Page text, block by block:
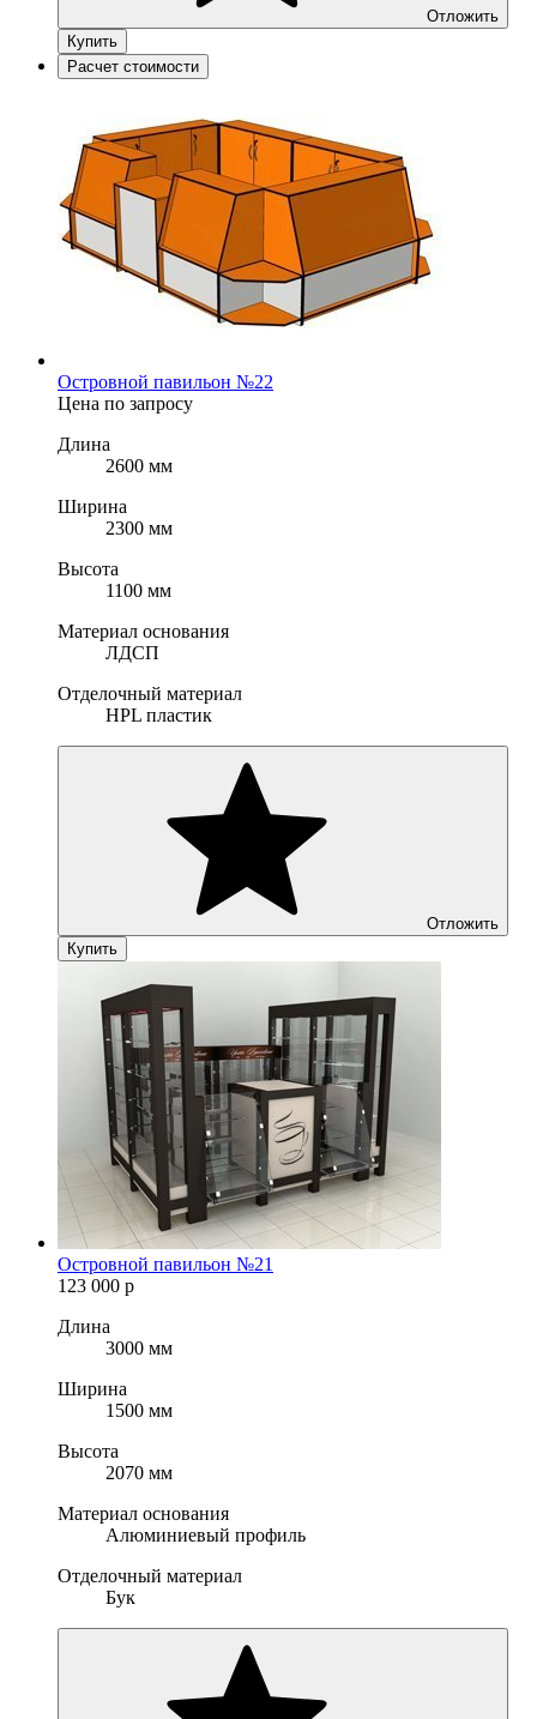
Отложить
Купить
Расчет стоимости
Островной павильон №22
Цена по запросу
Длина
2600 мм
Ширина
2300 мм
Высота
1100 мм
Материал основания
ЛДСП
Отделочный материал
HPL пластик
Отложить
Купить
Островной павильон №21
123 000 р
Длина
3000 мм
Ширина
1500 мм
Высота
2070 мм
Материал основания
Алюминиевый профиль
Отделочный материал
Бук